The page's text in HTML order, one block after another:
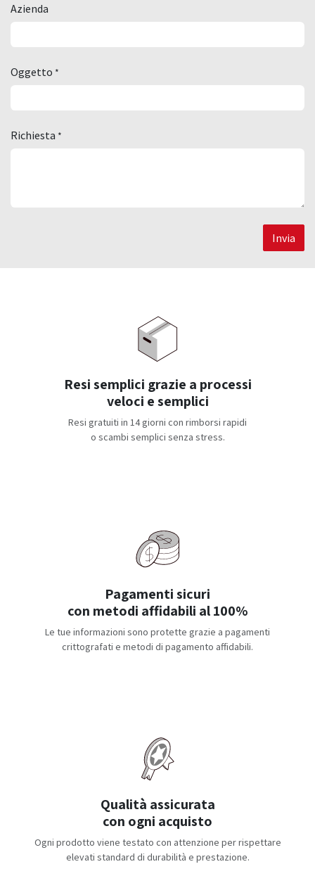
Azienda
Oggetto *
Richiesta *
Invia
Resi semplici grazie a processi
veloci e semplici
Resi gratuiti in 14 giorni con rimborsi rapidi
o scambi semplici senza stress.
Pagamenti sicuri
con metodi affidabili al 100%
Le tue informazioni sono protette grazie a pagamenti
crittografati e metodi di pagamento affidabili.
Qualità assicurata
con ogni acquisto
Ogni prodotto viene testato con attenzione per rispettare
elevati standard di durabilità e prestazione.